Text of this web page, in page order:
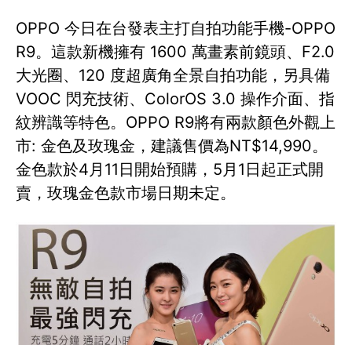
OPPO 今日在台發表主打自拍功能手機-OPPO
R9。這款新機擁有 1600 萬畫素前鏡頭、F2.0
大光圈、120 度超廣角全景自拍功能，另具備
VOOC 閃充技術、ColorOS 3.0 操作介面、指
紋辨識等特色。OPPO R9將有兩款顏色外觀上
市: 金色及玫瑰金，建議售價為NT$14,990。
金色款於4月11日開始預購，5月1日起正式開
賣，玫瑰金色款市場日期未定。